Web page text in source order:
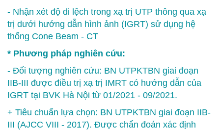
- Nhận xét độ di lệch trong xạ trị UTP thông qua xạ
trị dưới hướng dẫn hình ảnh (IGRT) sử dụng hệ
thống Cone Beam - CT
* Phương pháp nghiên cứu:
- Đối tượng nghiên cứu: BN UTPKTBN giai đoạn
IIB-III được điều trị xạ trị IMRT có hướng dẫn của
IGRT tại BVK Hà Nội từ 01/2021 - 09/2021.
+ Tiêu chuẩn lựa chọn: BN UTPKTBN giai đoạn IIB-
III (AJCC VIII - 2017). Được chẩn đoán xác định